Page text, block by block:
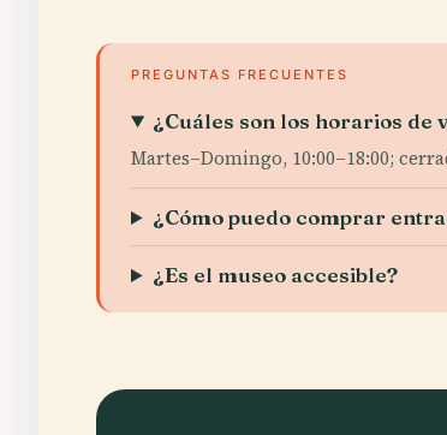
PREGUNTAS FRECUENTES
¿Cuáles son los horarios de
Martes–Domingo, 10:00–18:00;
¿Cómo puedo comprar
¿Es el museo accesible?